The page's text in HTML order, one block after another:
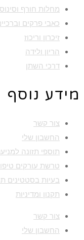
מחלות חורף
כאבי פרקים
זיכרון וריכוז
הריון ולידה
דרכי השתן
מידע נוסף
צור קשר
החשבון שלי
תוספי תזונה
טרשת עורקים
בעיות בסטטינים
תקנון ומדיניות
צור קשר
החשבון שלי